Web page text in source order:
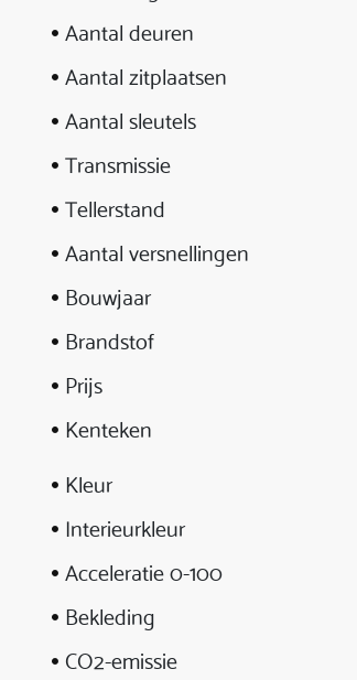
Aantal deuren
Aantal zitplaatsen
Aantal sleutels
Transmissie
Tellerstand
Aantal versnellingen
Bouwjaar
Brandstof
Prijs
Kenteken
Kleur
Interieurkleur
Acceleratie 0-100
Bekleding
CO2-emissie